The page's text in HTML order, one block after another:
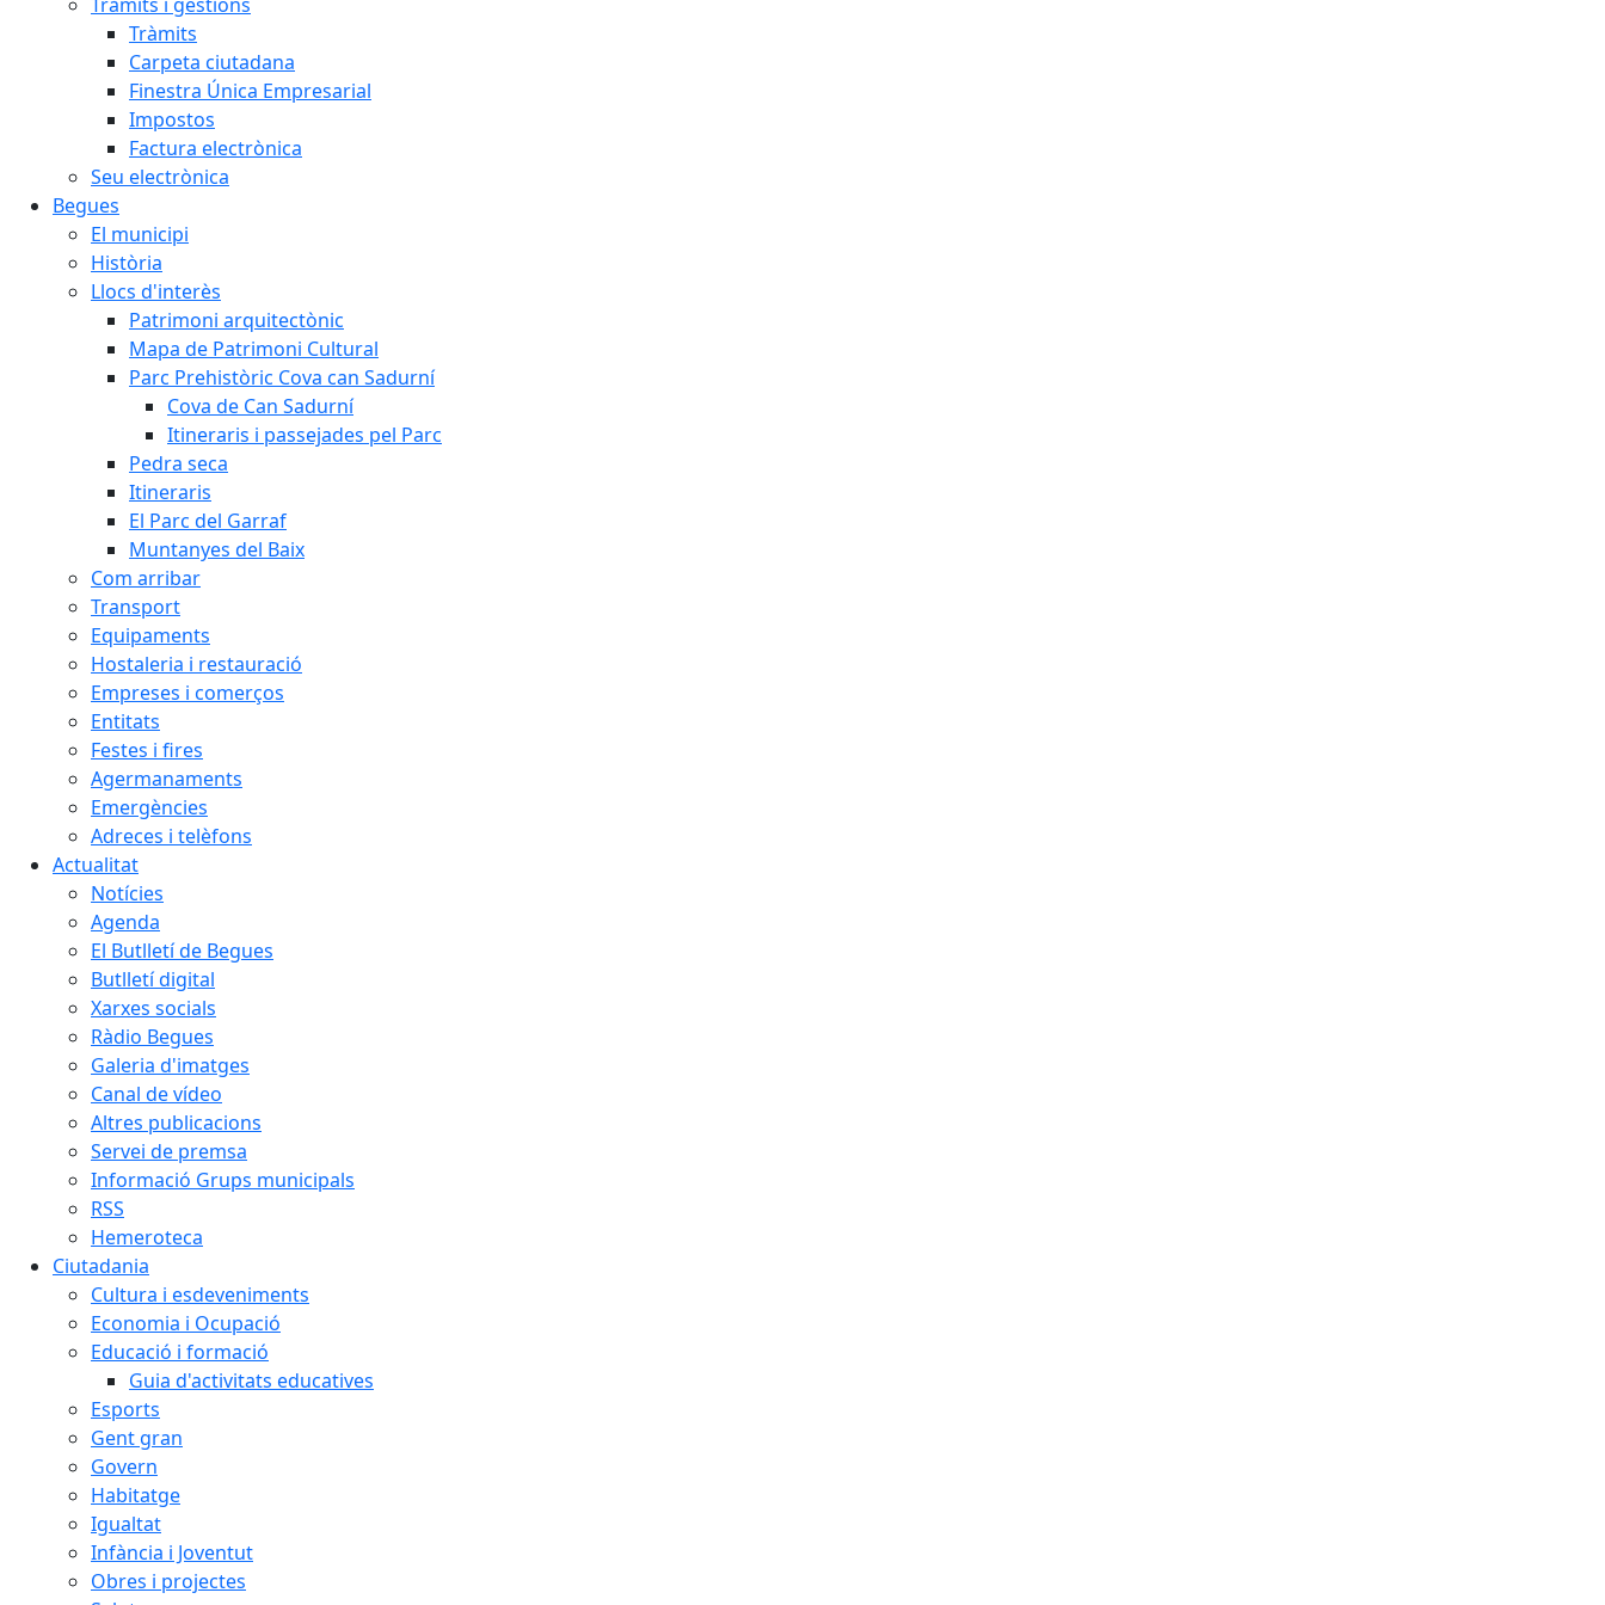
Tràmits
Carpeta ciutadana
Finestra Única Empresarial
Impostos
Factura electrònica
Seu electrònica
Begues
El municipi
Història
Llocs d'interès
Patrimoni arquitectònic
Mapa de Patrimoni Cultural
Parc Prehistòric Cova can Sadurní
Cova de Can Sadurní
Itineraris i passejades pel Parc
Pedra seca
Itineraris
El Parc del Garraf
Muntanyes del Baix
Com arribar
Transport
Equipaments
Hostaleria i restauració
Empreses i comerços
Entitats
Festes i fires
Agermanaments
Emergències
Adreces i telèfons
Actualitat
Notícies
Agenda
El Butlletí de Begues
Butlletí digital
Xarxes socials
Ràdio Begues
Galeria d'imatges
Canal de vídeo
Altres publicacions
Servei de premsa
Informació Grups municipals
RSS
Hemeroteca
Ciutadania
Cultura i esdeveniments
Economia i Ocupació
Educació i formació
Guia d'activitats educatives
Esports
Gent gran
Govern
Habitatge
Igualtat
Infància i Joventut
Obres i projectes